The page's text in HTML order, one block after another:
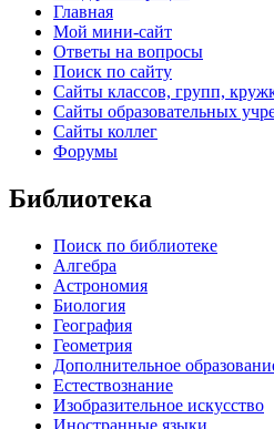
Главная
Мой мини-сайт
Ответы на вопросы
Поиск по сайту
Сайты классов, групп,
Сайты образовательных
Сайты коллег
Форумы
Библиотека
Поиск по библиотеке
Алгебра
Астрономия
Биология
География
Геометрия
Дополнительное
Естествознание
Изобразительное искусство
Иностранные языки